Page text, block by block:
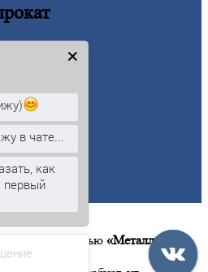
«Металл
в чате...
как
первый